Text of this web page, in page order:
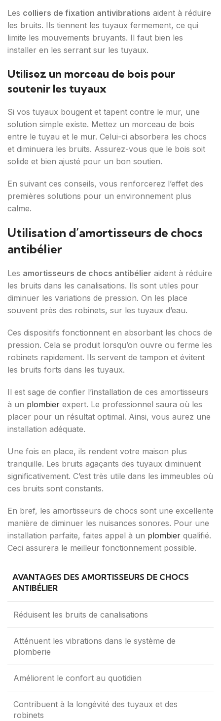
Les colliers de fixation antivibrations aident à réduire
les bruits. Ils tiennent les tuyaux fermement, ce qui
limite les mouvements bruyants. Il faut bien les
installer en les serrant sur les tuyaux.
Utilisez un morceau de bois pour
soutenir les tuyaux
Si vos tuyaux bougent et tapent contre le mur, une
solution simple existe. Mettez un morceau de bois
entre le tuyau et le mur. Celui-ci absorbera les chocs
et diminuera les bruits. Assurez-vous que le bois soit
solide et bien ajusté pour un bon soutien.
En suivant ces conseils, vous renforcerez l’effet des
premières solutions pour un environnement plus
calme.
Utilisation d’amortisseurs de chocs
antibélier
Les amortisseurs de chocs antibélier aident à réduire
les bruits dans les canalisations. Ils sont utiles pour
diminuer les variations de pression. On les place
souvent près des robinets, sur les tuyaux d’eau.
Ces dispositifs fonctionnent en absorbant les chocs de
pression. Cela se produit lorsqu’on ouvre ou ferme les
robinets rapidement. Ils servent de tampon et évitent
les bruits forts dans les tuyaux.
Il est sage de confier l’installation de ces amortisseurs
à un plombier expert. Le professionnel saura où les
placer pour un résultat optimal. Ainsi, vous aurez une
installation adéquate.
Une fois en place, ils rendent votre maison plus
tranquille. Les bruits agaçants des tuyaux diminuent
significativement. C’est très utile dans les immeubles où
ces bruits sont constants.
En bref, les amortisseurs de chocs sont une excellente
manière de diminuer les nuisances sonores. Pour une
installation parfaite, faites appel à un plombier qualifié.
Ceci assurera le meilleur fonctionnement possible.
AVANTAGES DES AMORTISSEURS DE CHOCS
ANTIBÉLIER
Réduisent les bruits de canalisations
Atténuent les vibrations dans le système de
plomberie
Améliorent le confort au quotidien
Contribuent à la longévité des tuyaux et des
robinets